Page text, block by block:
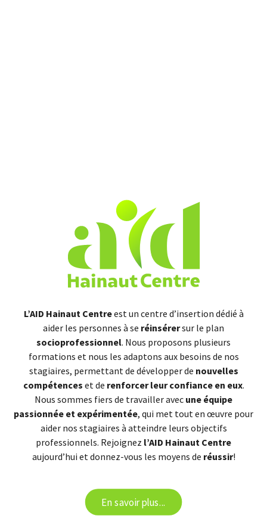
L’AID Hainaut Centreest un centre d’insertion dédié à
aider les personnes à se réinsérersur le plan
socioprofessionnel. Nous proposons plusieurs
formations et nous les adaptons aux besoins de nos
stagiaires, permettant de développer de nouvelles
compétences et de renforcer leur confiance en eux.
Nous sommes fiers de travailler avec une équipe
passionnée et expérimentée, qui met tout en œuvre pour
aider nos stagiaires à atteindre leurs objectifs
professionnels. Rejoignez l’AID Hainaut Centre
aujourd’hui et donnez-vous les moyens de réussir!
En savoir plus...